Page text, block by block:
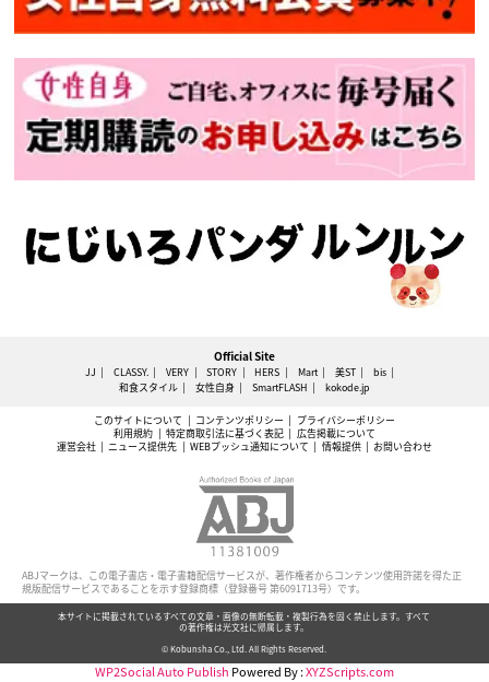
Official Site
JJ CLASSY. VERY STORY HERS Mart 美ST
bis
和食スタイル
女性自身 SmartFLASH kokode.jp
このサイトについて コンテンツポリシー
プライバシーポリシー
利用規約
特定商取引法に基づく表記
広告掲載について
運営会社
ニュース提供先 WEBプッシュ通知について 情報提供 お問い合わせ
ABJマークは、この電子書店・電子書籍配信サービスが、著作権者からコンテンツ使用許諾を得た正
規版配信サービスであることを示す登録商標（登録番号 第6091713号）です。
本サイトに掲載されているすべての文章・画像の無断転載・複製行為を固く禁止します。すべて
の著作権は光文社に帰属します。
© Kobunsha Co., Ltd. All Rights Reserved.
WP2Social Auto Publish Powered By :XYZScripts.com